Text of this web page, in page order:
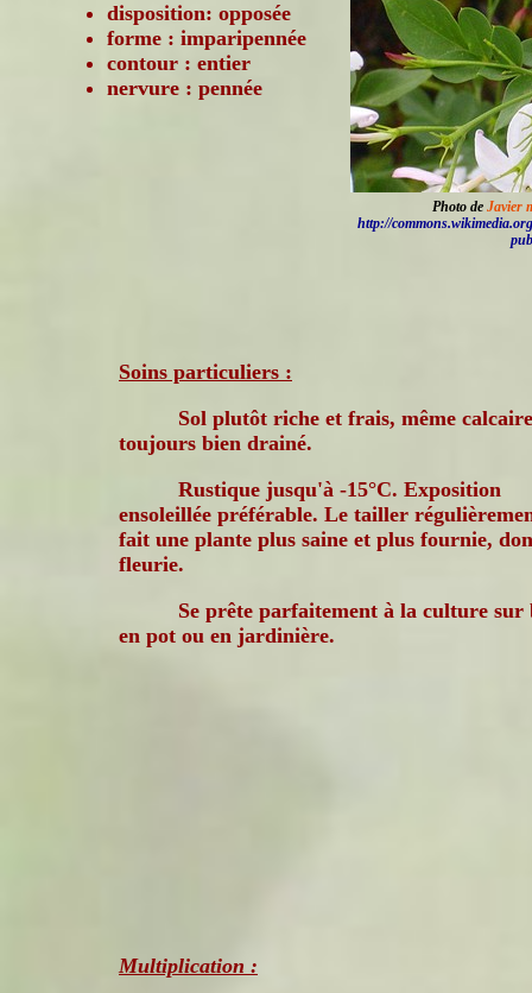
Photo de Javier
http://commons.wikimedia.org
disposition: opposée
forme : imparipennée
contour : entier
nervure : pennée
Soins particuliers :
Sol plutôt riche et frais, même
toujours bien drainé.
Rustique jusqu'à -15°C. Exposition
ensoleillée préférable. Le tailler
fait une plante plus saine et plus fournie,
fleurie.
Se prête parfaitement à la culture sur
en pot ou en jardinière.
Multiplication :